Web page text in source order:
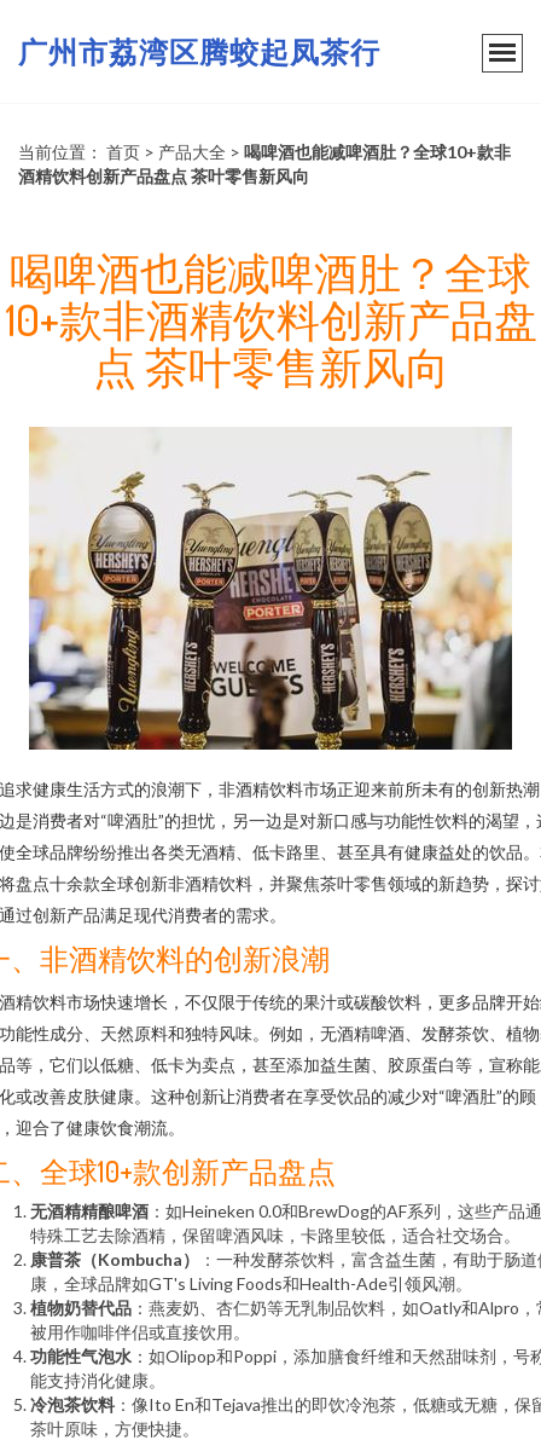
广州市荔湾区腾蛟起凤茶行
当前位置： 首页 > 产品大全 > 喝啤酒也能减啤酒肚？全球10+款非
酒精饮料创新产品盘点 茶叶零售新风向
喝啤酒也能减啤酒肚？全球
10+款非酒精饮料创新产品盘
点 茶叶零售新风向
求健康生活方式的浪潮下，非酒精饮料市场正迎来前所未有的创新热
是消费者对“啤酒肚”的担忧，另一边是对新口感与功能性饮料的渴望，
全球品牌纷纷推出各类无酒精、低卡路里、甚至具有健康益处的饮品
盘点十余款全球创新非酒精饮料，并聚焦茶叶零售领域的新趋势，探
过创新产品满足现代消费者的需求。
、非酒精饮料的创新浪潮
精饮料市场快速增长，不仅限于传统的果汁或碳酸饮料，更多品牌开
能性成分、天然原料和独特风味。例如，无酒精啤酒、发酵茶饮、植
等，它们以低糖、低卡为卖点，甚至添加益生菌、胶原蛋白等，宣称
或改善皮肤健康。这种创新让消费者在享受饮品的减少对“啤酒肚”的顾
迎合了健康饮食潮流。
、全球10+款创新产品盘点
无酒精精酿啤酒 ：如Heineken 0.0和BrewDog的AF系列，这些产品
特殊工艺去除酒精，保留啤酒风味，卡路里较低，适合社交场合。
康普茶（Kombucha）
：一种发酵茶饮料，富含益生菌，有助于肠
康，全球品牌如GT's Living Foods和Health-Ade引领风潮。
植物奶替代品 ：燕麦奶、杏仁奶等无乳制品饮料，如Oatly和Alpro，
被用作咖啡伴侣或直接饮用。
功能性气泡水 ：如Olipop和Poppi，添加膳食纤维和天然甜味剂，号
能支持消化健康。
冷泡茶饮料 ：像Ito En和Tejava推出的即饮冷泡茶，低糖或无糖，保
茶叶原味，方便快捷。